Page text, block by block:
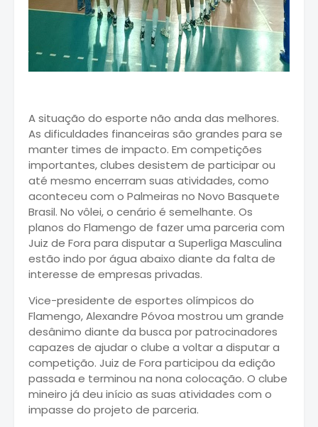
A situação do esporte não anda das melhores.
As dificuldades financeiras são grandes para se
manter times de impacto. Em competições
importantes, clubes desistem de participar ou
até mesmo encerram suas atividades, como
aconteceu com o Palmeiras no Novo Basquete
Brasil. No vôlei, o cenário é semelhante. Os
planos do Flamengo de fazer uma parceria com
Juiz de Fora para disputar a Superliga Masculina
estão indo por água abaixo diante da falta de
interesse de empresas privadas.
Vice-presidente de esportes olímpicos do
Flamengo, Alexandre Póvoa mostrou um grande
desânimo diante da busca por patrocinadores
capazes de ajudar o clube a voltar a disputar a
competição. Juiz de Fora participou da edição
passada e terminou na nona colocação. O clube
mineiro já deu início as suas atividades com o
impasse do projeto de parceria.